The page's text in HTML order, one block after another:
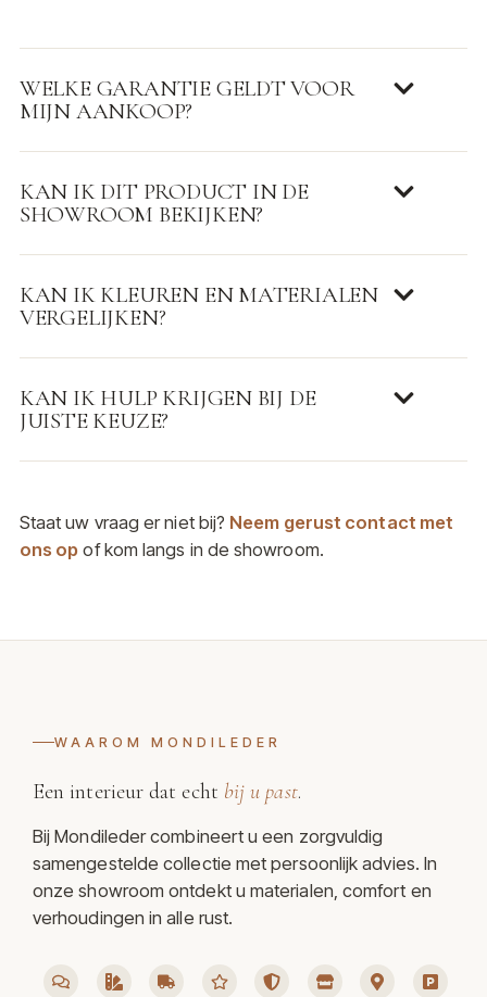
WELKE GARANTIE GELDT VOOR
MIJN AANKOOP?
KAN IK DIT PRODUCT IN DE
SHOWROOM BEKIJKEN?
KAN IK KLEUREN EN MATERIALEN
VERGELIJKEN?
KAN IK HULP KRIJGEN BIJ DE
JUISTE KEUZE?
Staat uw vraag er niet bij? Neem gerust contact met
ons op of kom langs in de showroom.
WAAROM MONDILEDER
Een interieur dat echt bij u past.
Bij Mondileder combineert u een zorgvuldig
samengestelde collectie met persoonlijk advies. In
onze showroom ontdekt u materialen, comfort en
verhoudingen in alle rust.